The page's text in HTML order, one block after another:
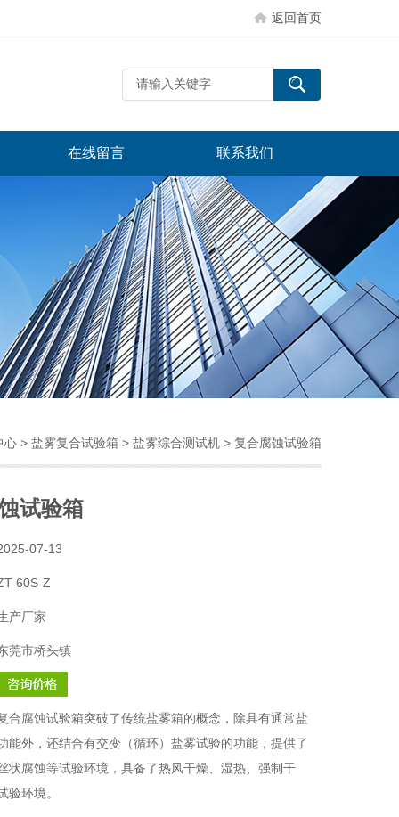
返回首页
在线留言 联系我们
心 > 盐雾复合试验箱 > 盐雾综合测试机 > 复合腐蚀试验箱
试验箱
07-13
60S-Z
产厂家
莞市桥头镇
合腐蚀试验箱突破了传统盐雾箱的概念，除具有通常盐
能外，还结合有交变（循环）盐雾试验的功能，提供了
状腐蚀等试验环境，具备了热风干燥、湿热、强制干
验环境。